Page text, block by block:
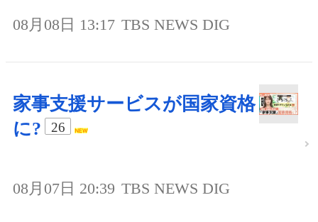
08月08日 13:17 TBS NEWS DIG
家事支援サービスが国家資格
に?
26
08月07日 20:39 TBS NEWS DIG